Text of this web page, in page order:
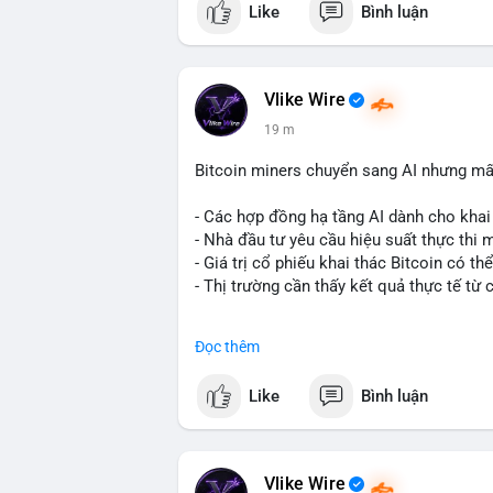
thuộc sở hữu của một tổ chức hoặc cá
thành nhiều địa chỉ mới thường cho
nguy cơ chốt lời là hiện hữu và có thể
Nhà đầu tư nhỏ lẻ nên quan sát thêm
Like Bình luận
Vlike Wire
19 m
Bitcoin miners chuyển sang AI nhưng
- Các hợp đồng hạ tầng AI dành cho
- Nhà đầu tư yêu cầu hiệu suất thực thi
- Giá trị cổ phiếu khai thác Bitcoin có
- Thị trường cần thấy kết quả thực tế từ
#vlikevn #titanbot
📰 Nguồn: Cointelegraph
Đọc thêm
Like Bình luận
Vlike Wire